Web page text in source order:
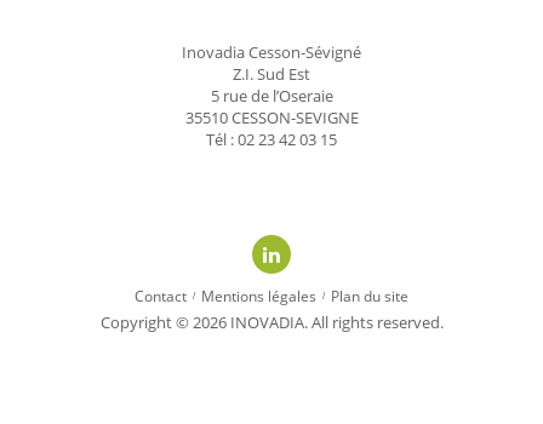
Inovadia Cesson-Sévigné
Z.I. Sud Est
5 rue de l’Oseraie
35510 CESSON-SEVIGNE
Tél : 02 23 42 03 15
linkedin
Contact Mentions légales Plan du site
Copyright © 2026 INOVADIA. All rights reserved.